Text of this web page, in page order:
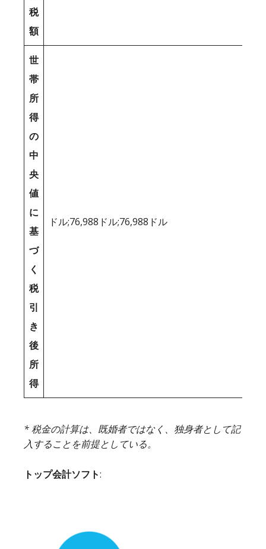
税
額
世
帯
所
得
の
中
央
値
に
基
づ
く
税
引
き
後
所
得
ドル;76,988ドル;76,988ドル
* 税金の計算は、既婚者ではなく、独身者として記
入することを前提としている。
トップ会計ソフト: